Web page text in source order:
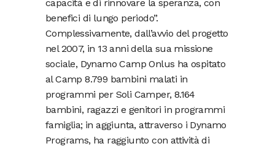
capacità e di rinnovare la speranza, con
benefici di lungo periodo”.
Complessivamente, dall’avvio del progetto
nel 2007, in 13 anni della sua missione
sociale, Dynamo Camp Onlus ha ospitato
al Camp 8.799 bambini malati in
programmi per Soli Camper, 8.164
bambini, ragazzi e genitori in programmi
famiglia; in aggiunta, attraverso i Dynamo
Programs, ha raggiunto con attività di